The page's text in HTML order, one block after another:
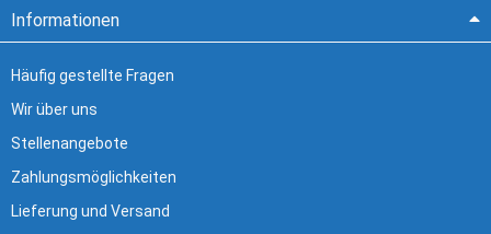
Informationen
Häufig gestellte Fragen
Wir über uns
Stellenangebote
Zahlungsmöglichkeiten
Lieferung und Versand